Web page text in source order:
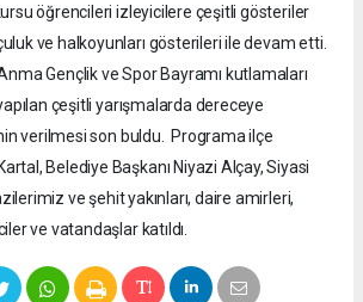
öğrencileri izleyicilere çeşitli gösteriler
ve halkoyunları gösterileri ile devam etti.
Gençlik ve Spor Bayramı kutlamaları
çeşitli yarışmalarda dereceye
verilmesi son buldu. Programa ilçe
Belediye Başkanı Niyazi Alçay, Siyasi
ve şehit yakınları, daire amirleri,
ve vatandaşlar katıldı.